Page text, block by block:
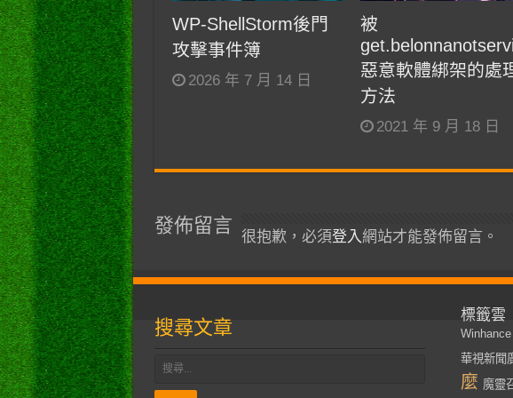
WP-ShellStorm後門
攻擊事件簿
2026 年 7 月 14 日
被
惡意軟體綁架的處
方法
2021 年 9 月 18 日
發佈留言
很抱歉，必須登入網站才能發佈留言。
搜尋文章
標籤雲
Winhance
華視新聞
麼 魔靈